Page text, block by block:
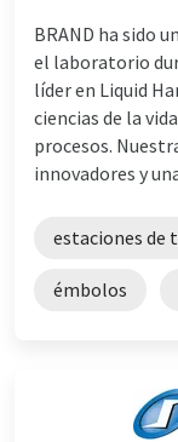
BRAND ha sido
el laboratorio
líder en Liquid
ciencias de la
procesos.
innovadores y
estaciones de
émbolos